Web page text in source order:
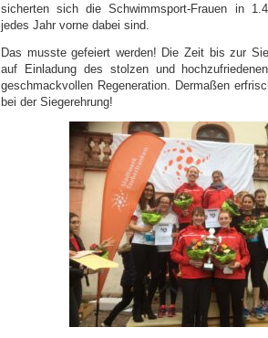
sicherten sich die Schwimmsport-Frauen in
jedes Jahr vorne dabei sind.
Das musste gefeiert werden! Die Zeit bis zur
auf Einladung des stolzen und
geschmackvollen Regeneration. Dermaßen
bei der Siegerehrung!